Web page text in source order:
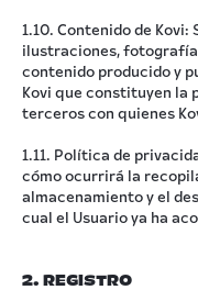
1.10. Contenido de Kovi:
ilustraciones,
contenido producido y
Kovi que constituyen la
terceros con quienes
1.11. Política de
cómo ocurrirá la
almacenamiento y el
cual el Usuario ya ha
2. REGISTRO